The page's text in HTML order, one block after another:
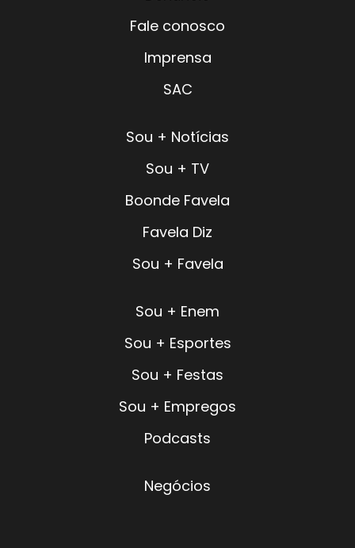
Fale conosco
Imprensa
SAC
Sou + Notícias
Sou + TV
Boonde Favela
Favela Diz
Sou + Favela
Sou + Enem
Sou + Esportes
Sou + Festas
Sou + Empregos
Podcasts
Negócios